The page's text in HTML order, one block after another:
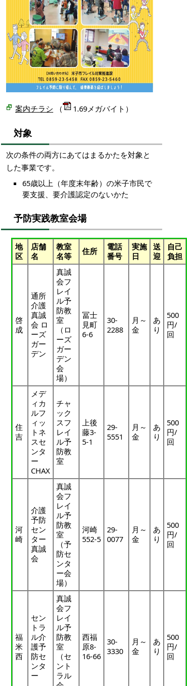
案内チラシ （ 1.69メガバイト）
対象
次の条件の両方にあてはまるかたを対象と
した事業です。
65歳以上（年度末年齢）の米子市民で
要支援、要介護認定のないかた
予防実践教室会場
地
区
店舗
名
教室
名等
住所
電話
番号
実施
日
送
迎
自己
負担
啓
成
通所
介護
真誠
会 ロ
ーズ
ガー
デン
真誠
会フ
レイ
ル予
防教
室
（ロ
ーズ
ガー
デン
会
場）
冨士
見町
6-6
30-
2288
月～
金
あ
り
500
円/
回
住
吉
メデ
ィカ
ルフ
ィッ
トネ
スセ
ンタ
ー
CHAX
チャ
ック
スフ
レイ
ル予
防教
室
上後
藤3-
5-1
29-
5551
月～
金
あ
り
500
円/
回
河
崎
介護
予防
セン
ター
真誠
会
真誠
会フ
レイ
ル予
防教
室
（予
防セ
ンタ
ー会
場）
河崎
552-5
29-
0077
月～
金
あ
り
500
円/
回
福
米
西
セン
トラ
ル介
護予
防セ
ンタ
ー
真誠
会フ
レイ
ル予
防教
室
（セ
ント
ラル
西福
原8-
16-66
30-
3330
月～
金
あ
り
500
円/
回